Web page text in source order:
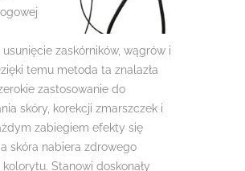
zaskórników, wągrów i
temu metoda ta znalazła
zastosowanie do
skóry, korekcji zmarszczek i
zabiegiem efekty się
skóra nabiera zdrowego
Stanowi doskonały